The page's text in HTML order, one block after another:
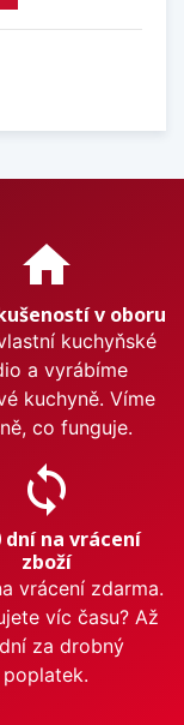
home
v oboru
kuchyňské
a vyrábíme
kuchyně. Víme
co funguje.
sync
dní na vrácení
zboží
vrácení zdarma.
víc času? Až
za drobný
poplatek.